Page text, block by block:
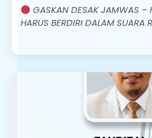
GASKAN DESAK JAMWAS –
HARUS BERDIRI DALAM SUARA